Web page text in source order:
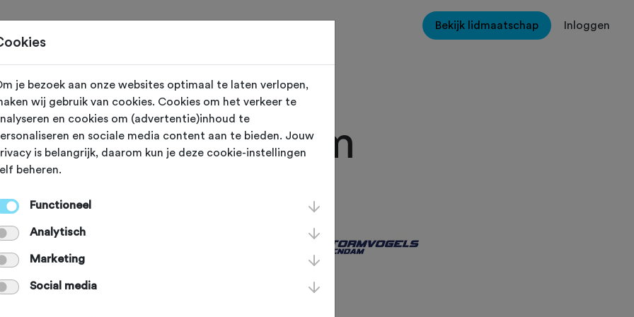
Bekijk lidmaatschap Inloggen
Veendam
Veendam heeft een KNWU- en
Op de weg, op de eigen
in het veld(recreatiegebied
traint de jeugd 2x in de week onder
je bezoek aan onze websites optimaal te laten verlopen,
wij gebruik van cookies. Cookies om het verkeer te
en cookies om (advertentie)inhoud te
en sociale media content aan te bieden. Jouw
is belangrijk, daarom kun je deze cookie-instellingen
beheren.
Functioneel
Analytisch
Marketing
Social media